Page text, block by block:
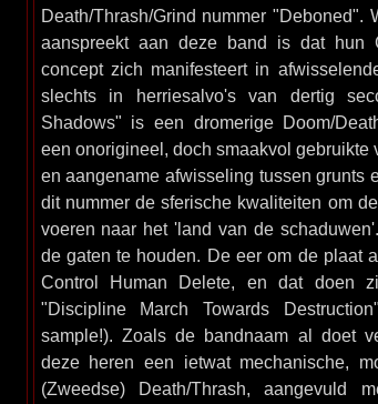
Death/Thrash/Grind nummer "Deboned".
aanspreekt aan deze band is dat hun
concept zich manifesteert in
slechts in herriesalvo's van dertig
Shadows" is een dromerige Doom/
een onorigineel, doch smaakvol gebruikte
en aangename afwisseling tussen grunts
dit nummer de sferische kwaliteiten om
voeren naar het 'land van de
de gaten te houden. De eer om de plaat
Control Human Delete, en dat doen
"Discipline March Towards
sample!). Zoals de bandnaam al doet
deze heren een ietwat mechanische,
(Zweedse) Death/Thrash, aangevuld